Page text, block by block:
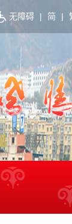
无障碍 | 简 |